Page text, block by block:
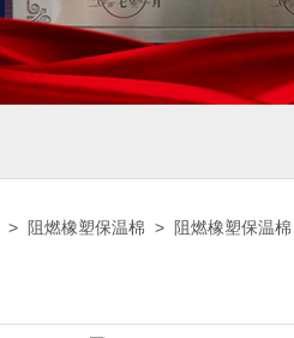
> 阻燃橡塑保温棉 > 阻燃橡塑保温棉